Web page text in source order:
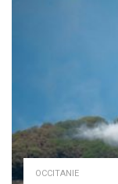
OCCITANIE